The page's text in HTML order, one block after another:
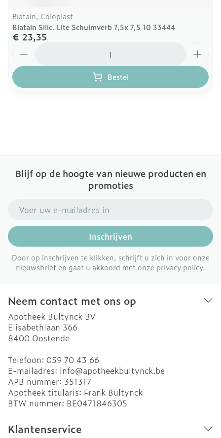
Biatain, Coloplast
Biatain Silic. Lite Schuimverb 7,5x 7,5 10 33444
€ 23,35
Bestel
Blijf op de hoogte van nieuwe producten en
promoties
Inschrijven
Door op inschrijven te klikken, schrijft u zich in voor onze
nieuwsbrief en gaat u akkoord met onze privacy policy.
Neem contact met ons op
Apotheek Bultynck BV
Elisabethlaan 366
8400 Oostende
Telefoon: 059 70 43 66
E-mailadres: info@apotheekbultynck.be
APB nummer: 351317
Apotheek titularis: Frank Bultynck
BTW nummer: BE0471846305
Klantenservice